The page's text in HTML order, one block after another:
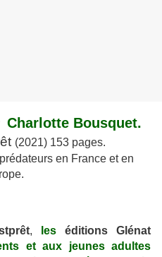
Charlotte Bousquet.
(2021) 153 pages.
en France et en
, les
éditions Glénat
et aux jeunes adultes